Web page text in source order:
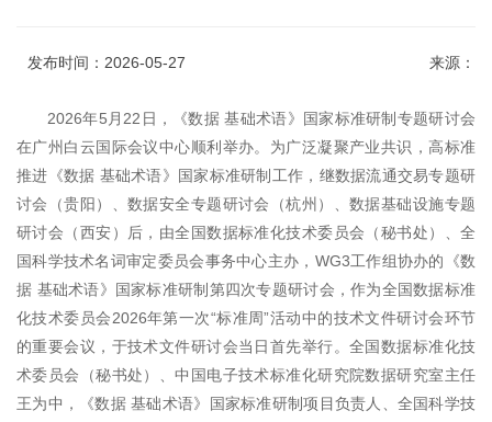
发布时间：2026-05-27 来源：
2026年5月22日，《数据 基础术语》国家标准研制专题研讨会
在广州白云国际会议中心顺利举办。为广泛凝聚产业共识，高标准
推进《数据 基础术语》国家标准研制工作，继数据流通交易专题研
讨会（贵阳）、数据安全专题研讨会（杭州）、数据基础设施专题
研讨会（西安）后，由全国数据标准化技术委员会（秘书处）、全
国科学技术名词审定委员会事务中心主办，WG3工作组协办的《数
据 基础术语》国家标准研制第四次专题研讨会，作为全国数据标准
化技术委员会2026年第一次“标准周”活动中的技术文件研讨会环节
的重要会议，于技术文件研讨会当日首先举行。全国数据标准化技
术委员会（秘书处）、中国电子技术标准化研究院数据研究室主任
王为中，《数据 基础术语》国家标准研制项目负责人、全国科学技